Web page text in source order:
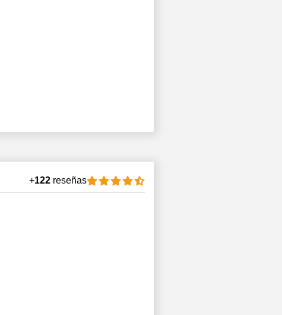
+122 reseñas